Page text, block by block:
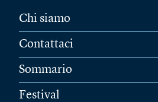
Chi siamo
Contattaci
Sommario
Festival